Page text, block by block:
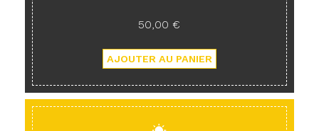
50,00 €